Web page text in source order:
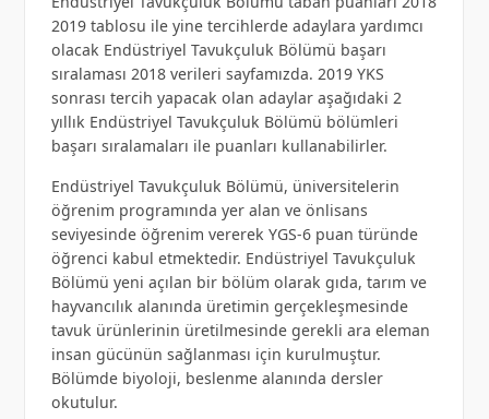
2019 tablosu ile yine tercihlerde adaylara yardımcı
olacak Endüstriyel Tavukçuluk Bölümü başarı
sıralaması 2018 verileri sayfamızda. 2019 YKS
sonrası tercih yapacak olan adaylar aşağıdaki 2
yıllık Endüstriyel Tavukçuluk Bölümü bölümleri
başarı sıralamaları ile puanları kullanabilirler.
Endüstriyel Tavukçuluk Bölümü, üniversitelerin
öğrenim programında yer alan ve önlisans
seviyesinde öğrenim vererek YGS-6 puan türünde
öğrenci kabul etmektedir. Endüstriyel Tavukçuluk
Bölümü yeni açılan bir bölüm olarak gıda, tarım ve
hayvancılık alanında üretimin gerçekleşmesinde
tavuk ürünlerinin üretilmesinde gerekli ara eleman
insan gücünün sağlanması için kurulmuştur.
Bölümde biyoloji, beslenme alanında dersler
okutulur.